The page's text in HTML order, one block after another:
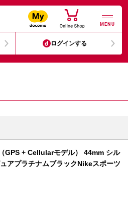
MENU
ログインする
+ Cellularモデル） 44mm シル
アプラチナムブラックNikeスポーツ